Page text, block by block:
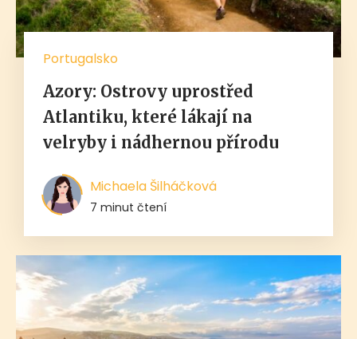
Portugalsko
Azory: Ostrovy uprostřed
Atlantiku, které lákají na
velryby i nádhernou přírodu
Michaela Šilháčková
7 minut čtení